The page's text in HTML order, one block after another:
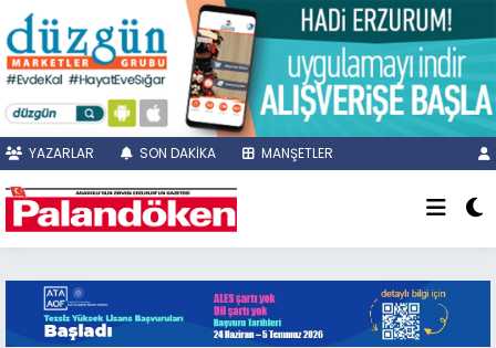
YAZARLAR SON DAKİKA MANŞETLER